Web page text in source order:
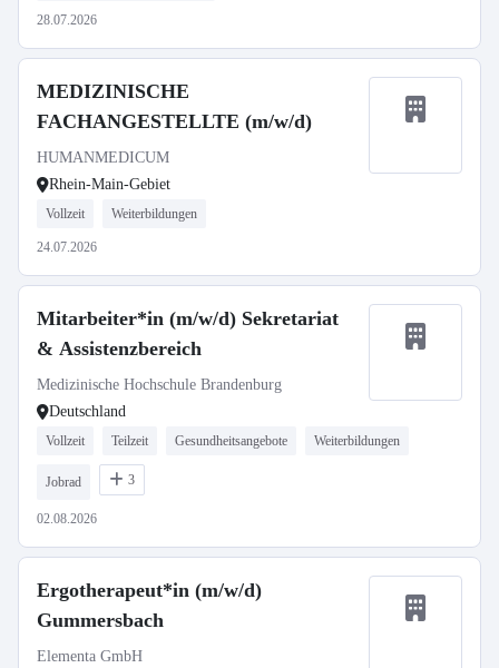
28.07.2026
MEDIZINISCHE
FACHANGESTELLTE (m/w/d)
HUMANMEDICUM
Rhein-Main-Gebiet
Vollzeit Weiterbildungen
24.07.2026
Mitarbeiter*in (m/w/d) Sekretariat
& Assistenzbereich
Medizinische Hochschule Brandenburg
Deutschland
Vollzeit Teilzeit Gesundheitsangebote Weiterbildungen
Jobrad 3
02.08.2026
Ergotherapeut*in (m/w/d)
Gummersbach
Elementa GmbH